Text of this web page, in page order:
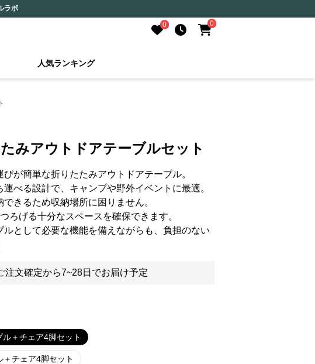
ラボ
0
0
人気ランキング
みアウトドアテーブルセット
が簡単な折りたたみアウトドアテーブル。
運べる設計で、キャンプや野外イベントに最適。
きるため収納場所に困りません。
ろげる十分なスペースを確保できます。
ルとして必要な機能を備えながらも、負担のない
注文確定から7~28日でお届け予定
ル＋チェア4脚セット
＋チェア4脚セット